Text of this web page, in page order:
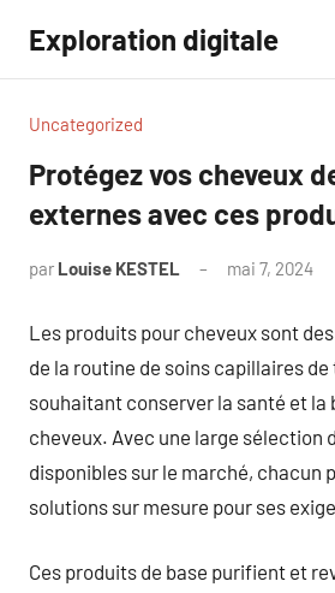
contenu
Exploration digitale
Uncategorized
Protégez vos cheveux
externes avec ces
par Louise KESTEL mai 7, 2024
Les produits pour cheveux sont
de la routine de soins capillaires
souhaitant conserver la santé et la
cheveux. Avec une large sélection
disponibles sur le marché, chacun
solutions sur mesure pour ses
Ces produits de base purifient et